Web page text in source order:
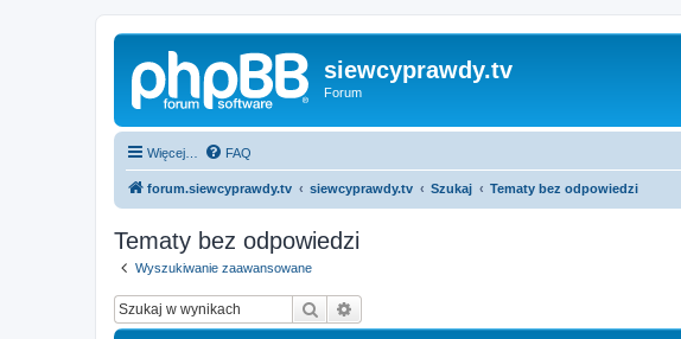
siewcyprawdy.tv
Forum
Więcej… FAQ
forum.siewcyprawdy.tv siewcyprawdy.tv Szukaj Tematy bez odpowiedzi
Tematy bez odpowiedzi
Wyszukiwanie zaawansowane
Szukaj